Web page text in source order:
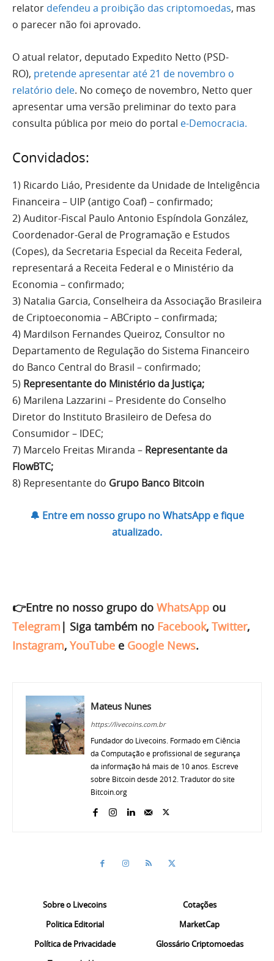
relator defendeu a proibição das criptomoedas, mas
o parecer não foi aprovado.
O atual relator, deputado Expedito Netto (PSD-
RO), pretende apresentar até 21 de novembro o
relatório dele. No começo de novembro, Netto quer
apresentar uma versão preliminar do texto para
consulta pública por meio do portal e-Democracia.
Convidados:
1) Ricardo Liáo, Presidente da Unidade de Inteligência
Financeira – UIP (antigo Coaf) – confirmado;
2) Auditor-Fiscal Paulo Antonio Espíndola González,
Coordenador-Geral de Programação e Estudos
(Copes), da Secretaria Especial da Receita Federal,
representará a Receita Federal e o Ministério da
Economia – confirmado;
3) Natalia Garcia, Conselheira da Associação Brasileira
de Criptoeconomia – ABCripto – confirmada;
4) Mardilson Fernandes Queiroz, Consultor no
Departamento de Regulação do Sistema Financeiro
do Banco Central do Brasil – confirmado;
5) Representante do Ministério da Justiça;
6) Marilena Lazzarini – Presidente do Conselho
Diretor do Instituto Brasileiro de Defesa do
Consumidor – IDEC;
7) Marcelo Freitas Miranda – Representante da
FlowBTC;
8) Representante do Grupo Banco Bitcoin
🔔 Entre em nosso grupo no WhatsApp e fique
atualizado.
👉Entre no nosso grupo do WhatsApp ou
Telegram | Siga também no Facebook, Twitter,
Instagram, YouTube e Google News.
Mateus Nunes
https://livecoins.com.br
Fundador do Livecoins. Formado em Ciência
da Computação e profissional de segurança
da informação há mais de 10 anos. Escreve
sobre Bitcoin desde 2012. Tradutor do site
Bitcoin.org
Sobre o Livecoins
Politica Editorial
Política de Privacidade
Cotações
MarketCap
Glossário Criptomoedas